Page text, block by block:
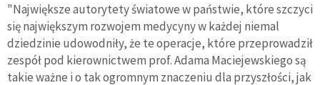
"Największe autorytety światowe w państwie, które szczyci
się największym rozwojem medycyny w każdej niemal
dziedzinie udowodniły, że te operacje, które przeprowadził
zespół pod kierownictwem prof. Adama Maciejewskiego są
takie ważne i o tak ogromnym znaczeniu dla przyszłości, jak